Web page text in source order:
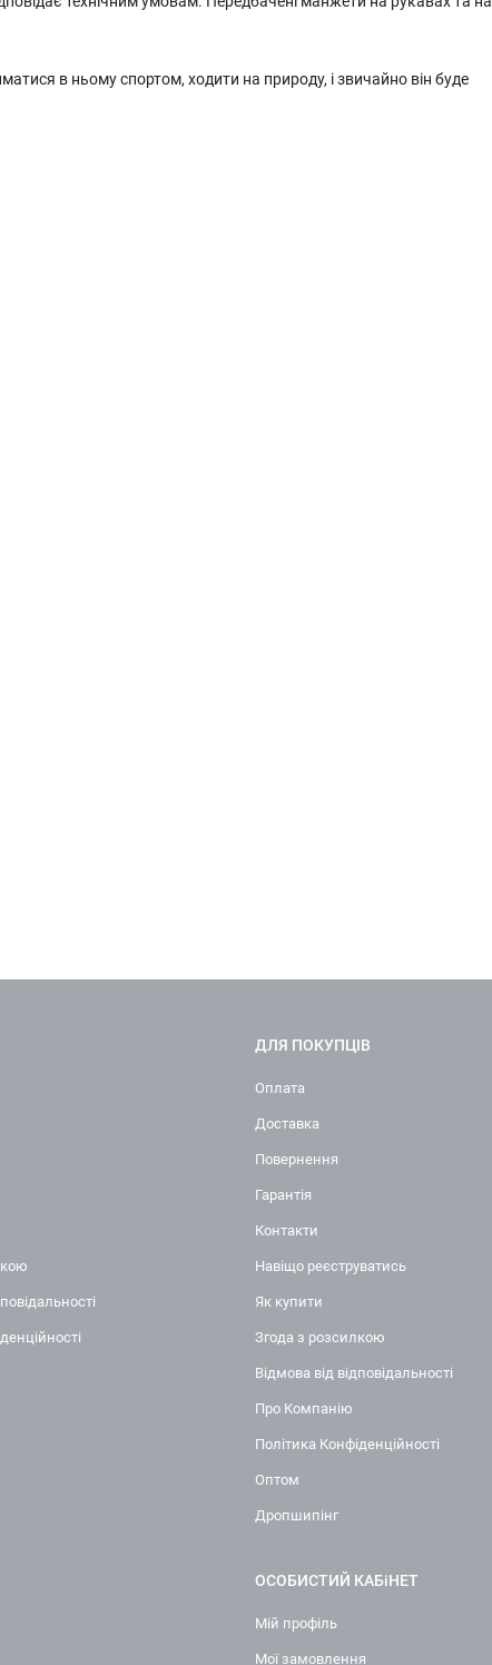
в ньому спортом, ходити на природу, і звичайно він буде
ДЛЯ ПОКУПЦІВ
Оплата
Доставка
Повернення
Гарантія
Контакти
Навіщо реєструватись
Як купити
Згода з розсилкою
Відмова від відповідальності
Про Компанію
Політика Конфіденційності
Оптом
Дропшипінг
ОСОБИСТИЙ КАБіНЕТ
Мій профіль
Мої замовлення